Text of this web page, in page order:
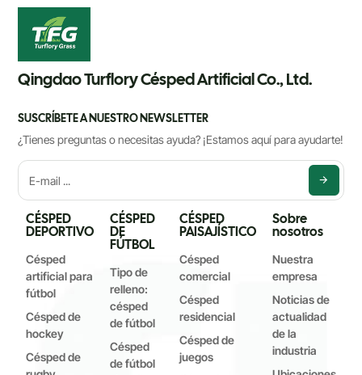
Qingdao Turflory Césped Artificial Co., Ltd.
SUSCRÍBETE A NUESTRO NEWSLETTER
¿Tienes preguntas o necesitas ayuda? ¡Estamos aquí para ayudarte!
CÉSPED
DEPORTIVO
Césped
artificial para
fútbol
Césped de
hockey
Césped de
CÉSPED
DE
FÚTBOL
Tipo de
relleno:
césped
de fútbol
Césped
de fútbol
CÉSPED
PAISAJÍSTICO
Césped
comercial
Césped
residencial
Césped de
juegos
Sobre
nosotros
Nuestra
empresa
Noticias de
actualidad
de la
industria